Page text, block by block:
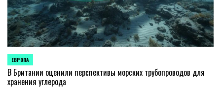
ОПУБЛИКОВАНО
В
ЕВРОПА
В Британии оценили перспективы морских трубопроводов для
хранения углерода